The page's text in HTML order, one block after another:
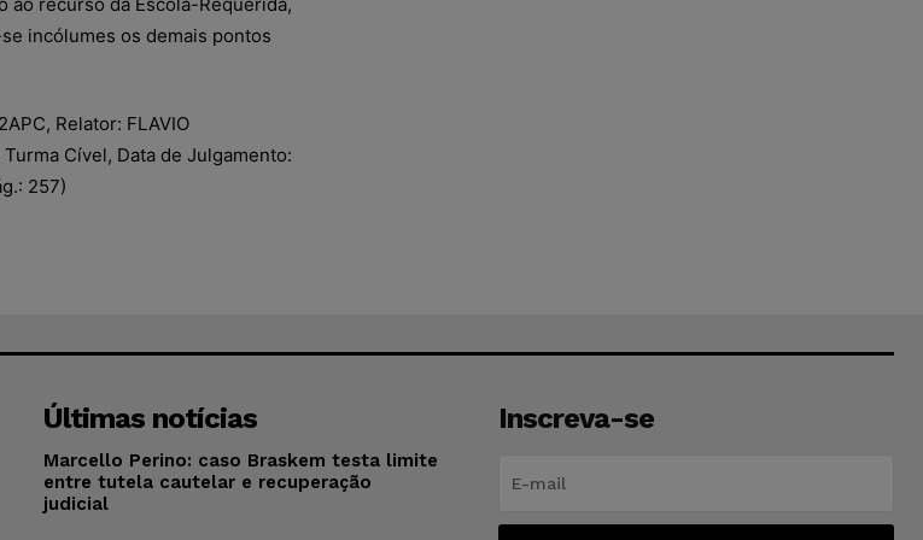
se incólumes os demais pontos
Relator: FLAVIO
Turma Cível, Data de Julgamento:
257)
Últimas notícias
Marcello Perino: caso Braskem testa limite
entre tutela cautelar e recuperação
judicial
Inscreva-se